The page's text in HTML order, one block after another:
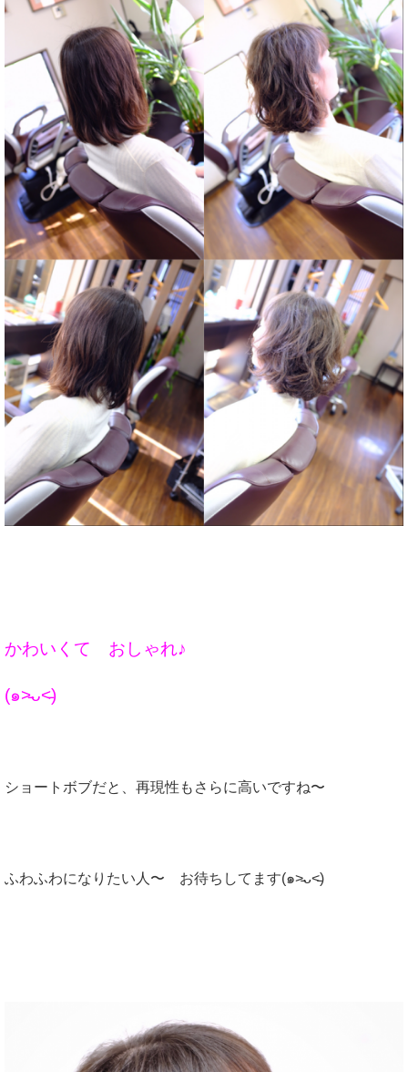
かわいくて おしゃれ♪
(๑˃̵ᴗ˂̵)
ショートボブだと、再現性もさらに高いですね〜
ふわふわになりたい人〜 お待ちしてます(๑˃̵ᴗ˂̵)